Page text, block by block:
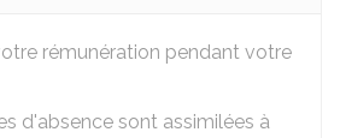
rémunération pendant votre
d'absence sont assimilées à